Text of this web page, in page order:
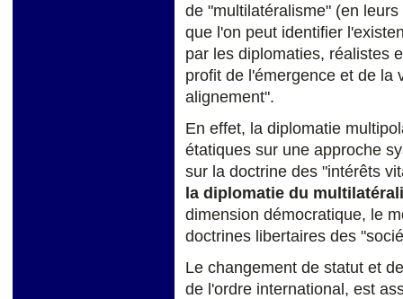
de "multilatéralisme" (en
que l'on peut identifier
par les diplomaties, réalistes
profit de l'émergence et de la
alignement".
En effet, la diplomatie
étatiques sur une approche
sur la doctrine des "intérêts
la diplomatie du
dimension démocratique, le
doctrines libertaires des
Le changement de statut et
de l'ordre international, est